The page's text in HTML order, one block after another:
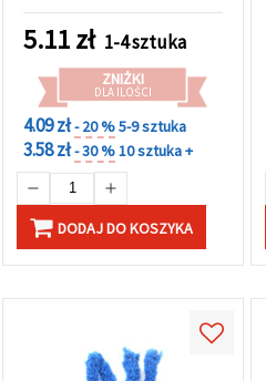
5.11zł 1-4 sztuka
ZNIŻKI
DLA ILOŚCI
4.09 zł- 20 %5-9 sztuka
3.58 zł- 30 %10 sztuka +
DODAJ DO KOSZYKA